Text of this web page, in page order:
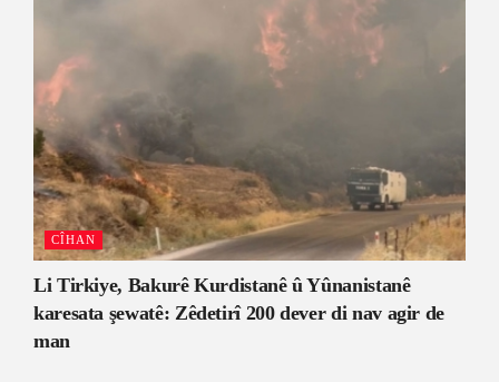
CÎHAN
Li Tirkiye, Bakurê Kurdistanê û Yûnanistanê
karesata şewatê: Zêdetirî 200 dever di nav agir de
man